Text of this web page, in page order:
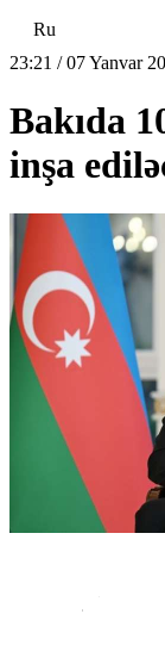
Ru
23:21 / 07 Yanvar
Bakıda
inşa